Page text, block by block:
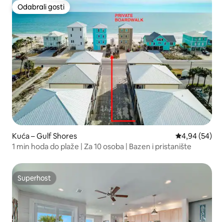
Odabrali gosti
Odabrali gosti
Kuća – Gulf Shores Prosječna
4,94 (54)
1 min hoda do plaže | Za 10 osoba | Bazen i pristanište
Superhost
Superhost